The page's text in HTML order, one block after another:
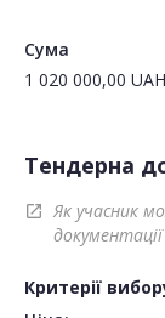
Сума
1 020 000,00 UAH
Тендерна
open_in_new
Як учасник
документації
Критерії